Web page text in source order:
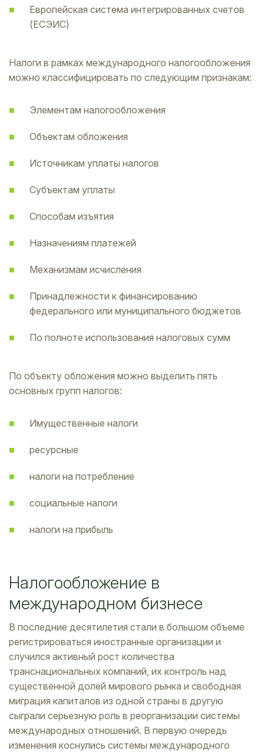
Европейская система интегрированных счетов
(ЕСЭИС)
Налоги в рамках международного налогообложения
можно классифицировать по следующим признакам:
Элементам налогообложения
Объектам обложения
Источникам уплаты налогов
Субъектам уплаты
Способам изъятия
Назначениям платежей
Механизмам исчисления
Принадлежности к финансированию
федерального или муниципального бюджетов
По полноте использования налоговых сумм
По объекту обложения можно выделить пять
основных групп налогов:
Имущественные налоги
ресурсные
налоги на потребление
социальные налоги
налоги на прибыль
Налогообложение в
международном бизнесе
В последние десятилетия стали в большом объеме
регистрироваться иностранные организации и
случился активный рост количества
транснациональных компаний, их контроль над
существенной долей мирового рынка и свободная
миграция капиталов из одной страны в другую
сыграли серьезную роль в реорганизации системы
международных отношений. В первую очередь
изменения коснулись системы международного